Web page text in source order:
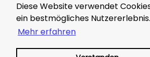
Diese Website verwendet
ein bestmögliches Nutzererlebnis.
Mehr erfahren